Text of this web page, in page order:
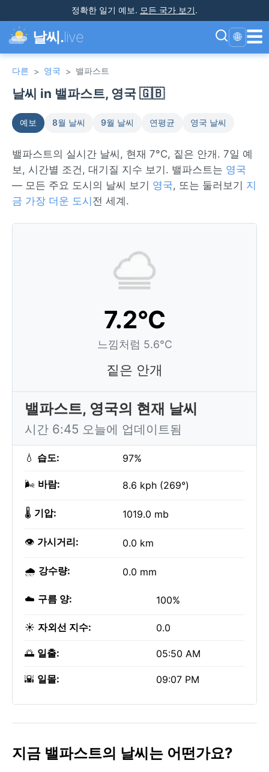
정확한 일기 예보. 모든 국가 보기.
날씨.live 🌐 ☰
다른 > 영국 > 밸파스트
날씨 in 밸파스트, 영국 🇬🇧
예보 8월 날씨 9월 날씨 연평균 영국 날씨
밸파스트의 실시간 날씨, 현재 7°C, 짙은 안개. 7일 예
보, 시간별 조건, 대기질 지수 보기. 밸파스트는 영국
— 모든 주요 도시의 날씨 보기 영국, 또는 둘러보기 지
금 가장 더운 도시 전 세계.
7.2°C
느낌처럼 5.6°C
짙은 안개
밸파스트, 영국의 현재 날씨
시간 6:45 오늘에 업데이트됨
💧 습도: 97%
🌬️ 바람: 8.6 kph (269°)
🌡️ 기압: 1019.0 mb
👁️ 가시거리: 0.0 km
🌧️ 강수량: 0.0 mm
☁️ 구름 양: 100%
☀️ 자외선 지수: 0.0
🌅 일출: 05:50 AM
🌇 일몰: 09:07 PM
지금 밸파스트의 날씨는 어떤가요?